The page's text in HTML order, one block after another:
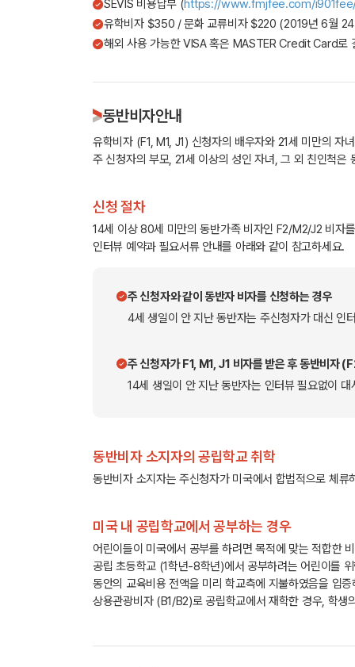
SEVIS 비용납부 (https://www.fmjfee.com/
유학비자 $350 / 문화 교류비자 $220 (2019년 6월
해외 사용 가능한 VISA 혹은 MASTER Credit Card로
동반비자안내
유학비자 (F1, M1, J1) 신청자의 배우자와 21세 미만의
주 신청자의 부모, 21세 이상의 성인 자녀, 그 외 친인척은
신청 절차
14세 이상 80세 미만의 동반가족 비자인 F2/M2/J2 비자
인터뷰 예약과 필요서류 안내를 아래와 같이 참고하세요.
주 신청자와 같이 동반자 비자를 신청하는 경우
4세 생일이 안 지난 동반자는 주신청자가 대신 인
주 신청자가 F1, M1, J1 비자를 받은 후 동반비자
14세 생일이 안 지난 동반자는 인터뷰 필요없이
동반비자 소지자의 공립학교 취학
동반비자 소지자는 주신청자가 미국에서 합법적으로 체
미국 내 공립학교에서 공부하는 경우
어린이들이 미국에서 공부를 하려면 목적에 맞는 적합한
공립 초등학교 (1학년-8학년)에서 공부하려는 어린이를
동안의 교육비용 전액을 미리 학교측에 지불하였음을 입
상용관광비자 (B1/B2)로 공립학교에서 재학한 경우, 학